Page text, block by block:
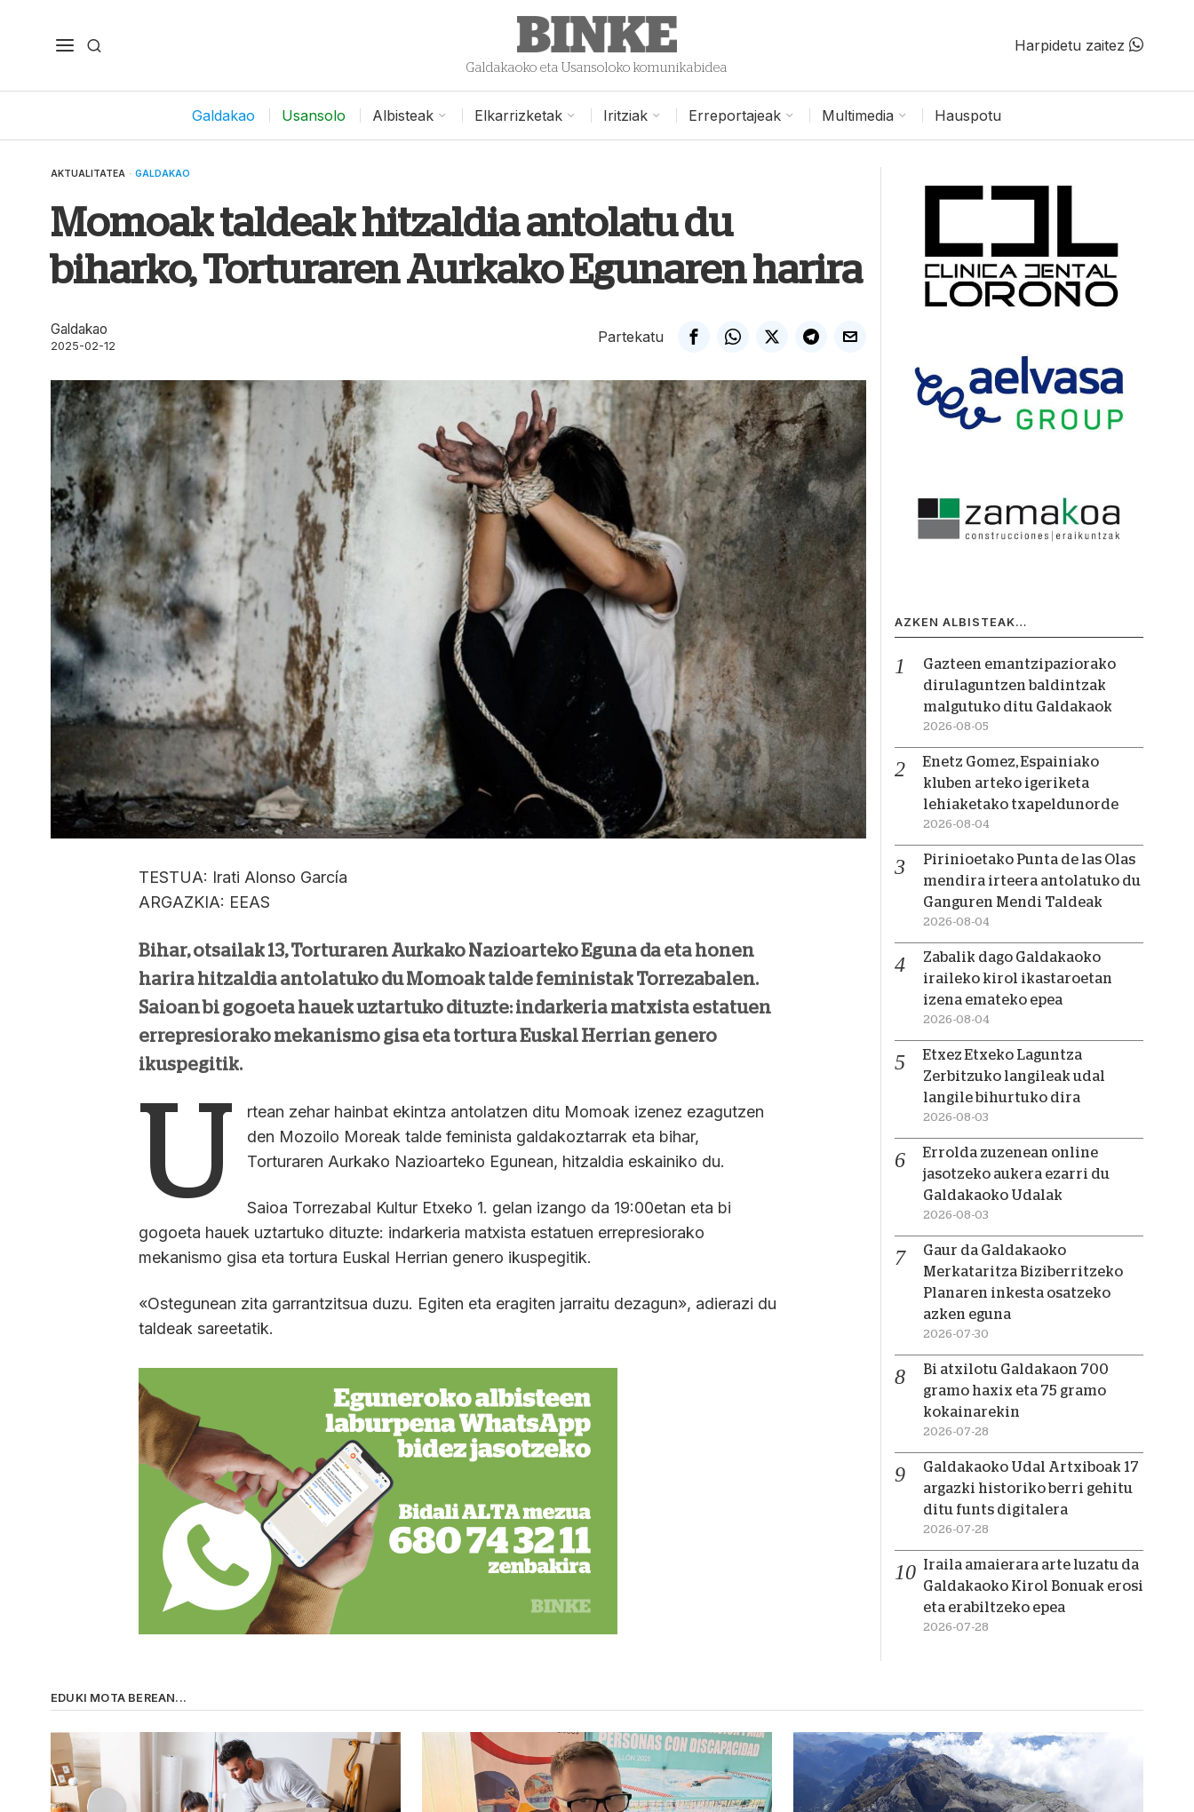
Galdakaoko eta Usansoloko komunikabidea
Harpidetu zaitez
Galdakao Usansolo Albisteak Elkarrizketak Iritziak Erreportajeak Multimedia Hauspotu
AKTUALITATEA · GALDAKAO
Momoak taldeak hitzaldia antolatu du
biharko, Torturaren Aurkako Egunaren harira
Galdakao
2025-02-12
Partekatu
TESTUA: Irati Alonso García
ARGAZKIA: EEAS
Bihar, otsailak 13, Torturaren Aurkako Nazioarteko Eguna da eta honen
harira hitzaldia antolatuko du Momoak talde feministak Torrezabalen.
Saioan bi gogoeta hauek uztartuko dituzte: indarkeria matxista estatuen
errepresiorako mekanismo gisa eta tortura Euskal Herrian genero
ikuspegitik.
U
rtean zehar hainbat ekintza antolatzen ditu Momoak izenez ezagutzen
den Mozoilo Moreak talde feminista galdakoztarrak eta bihar,
Torturaren Aurkako Nazioarteko Egunean, hitzaldia eskainiko du.
Saioa Torrezabal Kultur Etxeko 1. gelan izango da 19:00etan eta bi
gogoeta hauek uztartuko dituzte: indarkeria matxista estatuen errepresiorako
mekanismo gisa eta tortura Euskal Herrian genero ikuspegitik.
«Ostegunean zita garrantzitsua duzu. Egiten eta eragiten jarraitu dezagun», adierazi du
taldeak sareetatik.
AZKEN ALBISTEAK…
Gazteen emantzipaziorako
dirulaguntzen baldintzak
malgutuko ditu Galdakaok
2026-08-05
Enetz Gomez, Espainiako
kluben arteko igeriketa
lehiaketako txapeldunorde
2026-08-04
Pirinioetako Punta de las Olas
mendira irteera antolatuko du
Ganguren Mendi Taldeak
2026-08-04
Zabalik dago Galdakaoko
iraileko kirol ikastaroetan
izena emateko epea
2026-08-04
Etxez Etxeko Laguntza
Zerbitzuko langileak udal
langile bihurtuko dira
2026-08-03
Errolda zuzenean online
jasotzeko aukera ezarri du
Galdakaoko Udalak
2026-08-03
Gaur da Galdakaoko
Merkataritza Biziberritzeko
Planaren inkesta osatzeko
azken eguna
2026-07-30
Bi atxilotu Galdakaon 700
gramo haxix eta 75 gramo
kokainarekin
2026-07-28
Galdakaoko Udal Artxiboak 17
argazki historiko berri gehitu
ditu funts digitalera
2026-07-28
Iraila amaierara arte luzatu da
Galdakaoko Kirol Bonuak erosi
eta erabiltzeko epea
2026-07-28
EDUKI MOTA BEREAN...